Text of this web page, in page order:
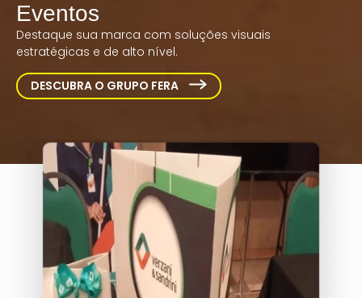
Eventos
Destaque sua marca com soluções visuais
estratégicas e de alto nível.
DESCUBRA O GRUPO FERA